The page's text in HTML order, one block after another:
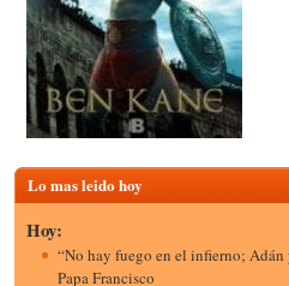
Lo mas leido hoy
Hoy:
“No hay fuego en el infierno; Adán
Papa Francisco